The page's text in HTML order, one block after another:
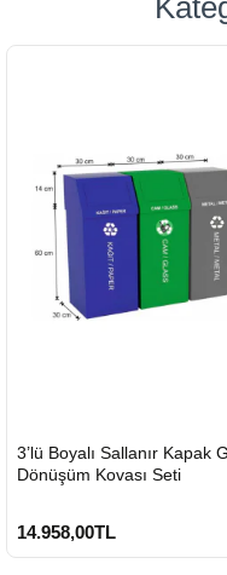
HIZLI
GÖNDERİ
3’lü Boyalı Sallanır Kapak
Dönüşüm Kovası Seti
14.958,00TL